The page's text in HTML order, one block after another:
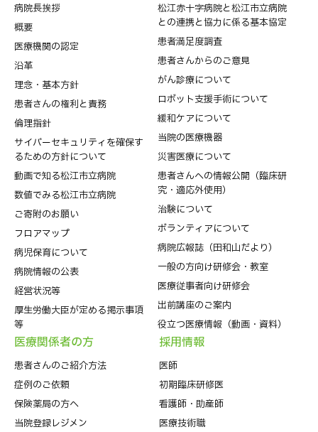
病院⻑挨拶
概要
医療機関の認定
沿革
理念・基本方針
患者さんの権利と責務
倫理指針
サイバーセキュリティを確保す
るための方針について
動画で知る松江市立病院
数値でみる松江市立病院
ご寄附のお願い
フロアマップ
病児保育について
病院情報の公表
経営状況等
厚生労働大臣が定める掲示事項
等
松江赤十字病院と松江市立病院
との連携と協力に係る基本協定
患者満足度調査
患者さんからのご意見
がん診療について
ロボット支援手術について
緩和ケアについて
当院の医療機器
災害医療について
患者さんへの情報公開（臨床研
究・適応外使用）
治験について
ボランティアについて
病院広報誌（田和山だより）
一般の方向け研修会・教室
医療従事者向け研修会
出前講座のご案内
役立つ医療情報（動画・資料）
医療関係者の⽅
患者さんのご紹介方法
症例のご依頼
保険薬局の方へ
当院登録レジメン
採⽤情報
医師
初期臨床研修医
看護師・助産師
医療技術職